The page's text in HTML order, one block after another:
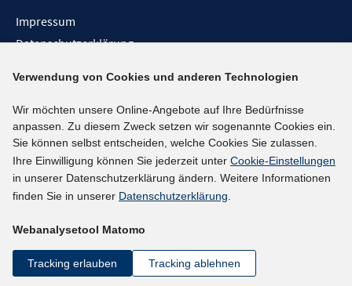
Impressum
Datenschutzerklärung
Barrieren melden
Social-Media-Kanäle
BlueSky
YouTube
LinkedIn
kununu
Netiquette
Verwendung von Cookies und anderen Technologien
Wir möchten unsere Online-Angebote auf Ihre Bedürfnisse
anpassen. Zu diesem Zweck setzen wir sogenannte Cookies ein.
Sie können selbst entscheiden, welche Cookies Sie zulassen.
Ihre Einwilligung können Sie jederzeit unter Cookie-Einstellungen
in unserer Datenschutzerklärung ändern. Weitere Informationen
finden Sie in unserer Datenschutzerklärung.
Webanalysetool Matomo
Tracking erlauben Tracking ablehnen